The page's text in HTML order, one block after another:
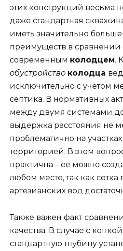
этих конструкций весьма
даже стандартная
иметь значительно
преимуществ в сравнении
современным колодцем.
обустройство колодца
исключительно с учетом
септика. В нормативных
между двумя системами
выдержка расстояния не
проблематично на
территорией. В этом
практична – ее можно
любом месте, так как сетка
артезианских вод
Также важен факт
качества. В случае с
стандартную глубину